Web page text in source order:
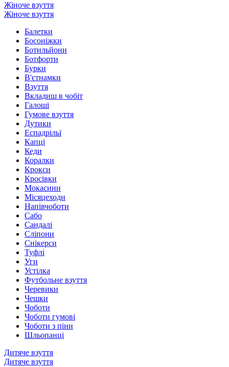
Жіноче взуття
Жіноче взуття
Балетки
Босоніжки
Ботильйони
Ботфорти
Бурки
В'єтнамки
Взуття
Вкладиш в чобіт
Галоші
Гумове взуття
Дутики
Еспадрільї
Капці
Кеди
Коралки
Крокси
Кросівки
Мокасини
Місяцеходи
Напівчоботи
Сабо
Сандалі
Сліпони
Снікерси
Туфлі
Уги
Устілка
Футбольне взуття
Черевики
Чешки
Чоботи
Чоботи гумові
Чоботи з піни
Шльопанці
Дитяче взуття
Дитяче взуття